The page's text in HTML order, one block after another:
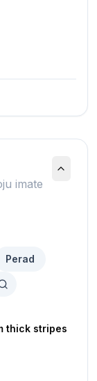
imate
Perad
thick stripes